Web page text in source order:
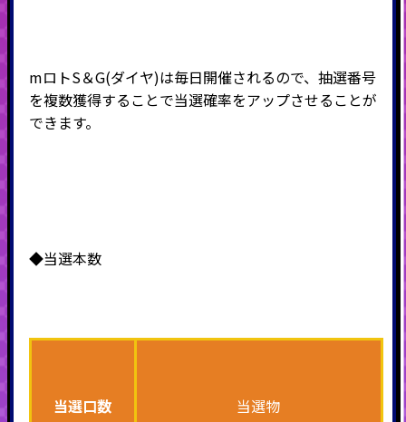
mロトS＆G(ダイヤ)は毎日開催されるので、抽選番号
を複数獲得することで当選確率をアップさせることが
できます。
◆当選本数
当選口数 当選物